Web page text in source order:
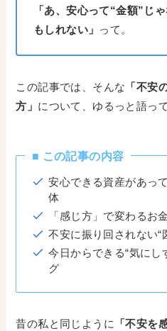
「あ、安心って“金額”じ
もしれない」 って。
この記事では、そんな 「不安
方」 について、ゆるっと語っ
■ この記事の内容
安心できる資産があっ
体
「感じ方」で変わるお
不安に振り回されない“
今日からできる“気にし
グ
昔の私と同じように 「不安を